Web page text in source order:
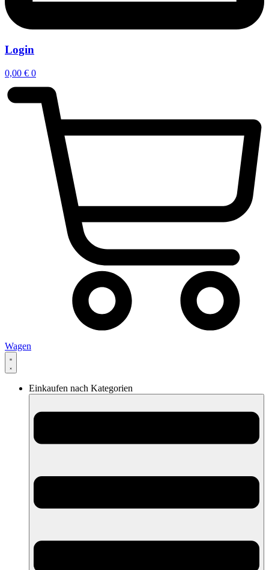
Login
0,00 € 0
Wagen
Einkaufen nach Kategorien